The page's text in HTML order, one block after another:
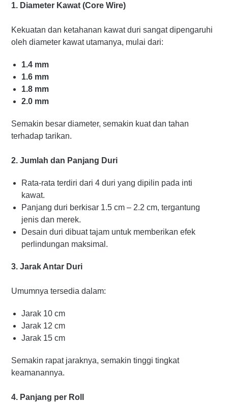
1. Diameter Kawat (Core Wire)
Kekuatan dan ketahanan kawat duri sangat dipengaruhi
oleh diameter kawat utamanya, mulai dari:
1.4 mm
1.6 mm
1.8 mm
2.0 mm
Semakin besar diameter, semakin kuat dan tahan
terhadap tarikan.
2. Jumlah dan Panjang Duri
Rata-rata terdiri dari 4 duri yang dipilin pada inti
kawat.
Panjang duri berkisar 1.5 cm – 2.2 cm, tergantung
jenis dan merek.
Desain duri dibuat tajam untuk memberikan efek
perlindungan maksimal.
3. Jarak Antar Duri
Umumnya tersedia dalam:
Jarak 10 cm
Jarak 12 cm
Jarak 15 cm
Semakin rapat jaraknya, semakin tinggi tingkat
keamanannya.
4. Panjang per Roll